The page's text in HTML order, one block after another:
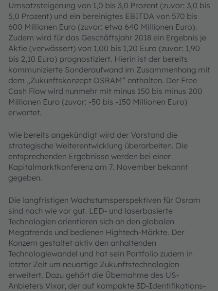
Umsatzsteigerung von 1,0 bis 3,0 Prozent (zuvor: 3,0 bis
5,0 Prozent) und ein bereinigtes EBITDA von 570 bis
600 Millionen Euro (zuvor: etwa 640 Millionen Euro).
Zudem wird für das Geschäftsjahr 2018 ein Ergebnis je
Aktie (verwässert) von 1,00 bis 1,20 Euro (zuvor: 1,90
bis 2,10 Euro) prognostiziert. Hierin ist der bereits
kommunizierte Sonderaufwand im Zusammenhang mit
dem „Zukunftskonzept OSRAM“ enthalten. Der Free
Cash Flow wird nunmehr mit minus 150 bis minus 200
Millionen Euro (zuvor: -50 bis -150 Millionen Euro)
erwartet.
Wie bereits angekündigt wird der Vorstand die
strategische Weiterentwicklung überarbeiten. Die
entsprechenden Ergebnisse werden bei einer
Kapitalmarktkonferenz am 7. November bekannt
gegeben.
Die langfristigen Wachstumsperspektiven für Osram
sind nach wie vor gut. LED- und laserbasierte
Technologien orientieren sich an den globalen
Megatrends und bedienen Hightech-Märkte. Der
Konzern gestaltet aktiv den anhaltenden
Technologiewandel und hat sein Portfolio zudem in
letzter Zeit um neuartige Zukunftstechnologien
erweitert. Dazu gehört die Übernahme des US-
Anbieters Vixar, der auf kompakte 3D-Identifikations-